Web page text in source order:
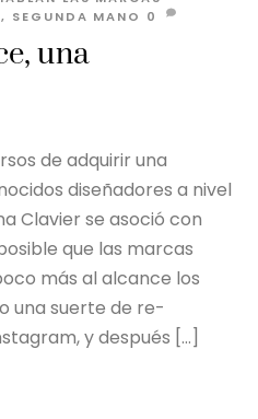
una
, SEGUNDA MANO 0
de adquirir una
diseñadores a nivel
Clavier se asoció con
que las marcas
más al alcance los
una suerte de re-
y después […]